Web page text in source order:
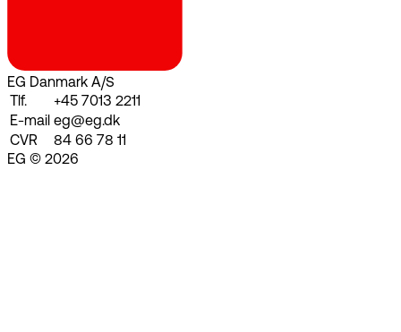
EG Danmark A/S
Tlf.
+45 7013 2211
E-mail eg@eg.dk
CVR
84 66 78 11
EG © 2026